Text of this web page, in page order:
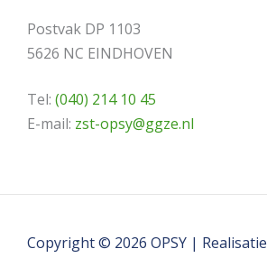
Postvak DP 1103
5626 NC EINDHOVEN
Tel: (040) 214 10 45
E-mail: zst-opsy@ggze.nl
Copyright © 2026 OPSY | Realisatie